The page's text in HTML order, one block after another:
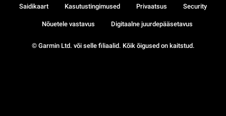
© Garmin Ltd. või selle filiaalid. Kõik õigused on kaitstud.
Saidikaart Kasutustingimused Privaatsus Security
Nõuetele vastavus Digitaalne juurdepääsetavus